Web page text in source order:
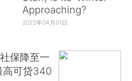
Approaching?
2022年04月01日
保降至一
高可贷340